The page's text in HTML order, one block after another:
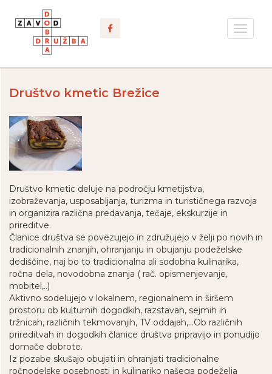
Toggle
Društvo kmetic Brežice
Društvo kmetic deluje na področju kmetijstva,
izobraževanja, usposabljanja, turizma in turističnega razvoja
in organizira različna predavanja, tečaje, ekskurzije in
prireditve.
Članice društva se povezujejo in združujejo v želji po novih in
tradicionalnih znanjih, ohranjanju in obujanju podeželske
dediščine, naj bo to tradicionalna ali sodobna kulinarika,
ročna dela, novodobna znanja ( rač. opismenjevanje,
mobitel,..)
Aktivno sodelujejo v lokalnem, regionalnem in širšem
prostoru ob kulturnih dogodkih, razstavah, sejmih in
tržnicah, različnih tekmovanjih, TV oddajah,...Ob različnih
prireditvah in dogodkih članice društva pripravijo in ponudijo
domače dobrote.
Iz pozabe skušajo obujati in ohranjati tradicionalne
ročnodelske posebnosti in kulinariko našega podeželja